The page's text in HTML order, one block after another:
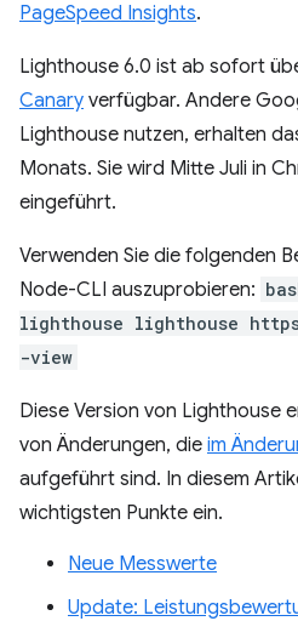
PageSpeed Insights.
Lighthouse 6.0 ist ab sofort
Canary verfügbar. Andere
Lighthouse nutzen, erhalten
Monats. Sie wird Mitte Juli in
eingeführt.
Verwenden Sie die folgenden
Node-CLI auszuprobieren:
lighthouse lighthouse
-view
Diese Version von Lighthouse
von Änderungen, die im
aufgeführt sind. In diesem
wichtigsten Punkte ein.
Neue Messwerte
Update: